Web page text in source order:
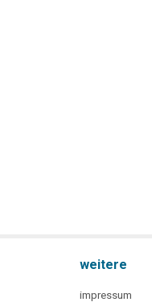
weitere
impressum